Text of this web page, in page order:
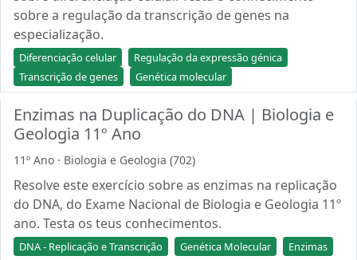
sobre a regulação da transcrição de genes na
especialização.
Diferenciação celular
Regulação da expressão génica
Transcrição de genes
Genética molecular
Enzimas na Duplicação do DNA | Biologia e
Geologia 11º Ano
11º Ano · Biologia e Geologia (702)
Resolve este exercício sobre as enzimas na replicação
do DNA, do Exame Nacional de Biologia e Geologia 11º
ano. Testa os teus conhecimentos.
DNA - Replicação e Transcrição Genética Molecular Enzimas